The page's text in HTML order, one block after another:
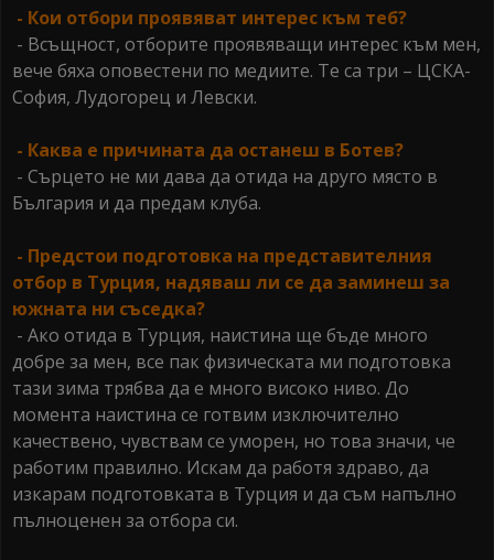
- Кои отбори проявяват интерес към теб?
- Всъщност, отборите проявяващи интерес към мен,
вече бяха оповестени по медиите. Те са три – ЦСКА-
София, Лудогорец и Левски.
- Каква е причината да останеш в Ботев?
- Сърцето не ми дава да отида на друго място в
България и да предам клуба.
- Предстои подготовка на представителния
отбор в Турция, надяваш ли се да заминеш за
южната ни съседка?
- Ако отида в Турция, наистина ще бъде много
добре за мен, все пак физическата ми подготовка
тази зима трябва да е много високо ниво. До
момента наистина се готвим изключително
качествено, чувствам се уморен, но това значи, че
работим правилно. Искам да работя здраво, да
изкарам подготовката в Турция и да съм напълно
пълноценен за отбора си.